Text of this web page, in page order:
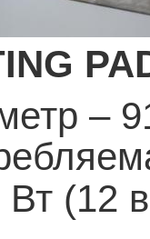
–
Вт (12